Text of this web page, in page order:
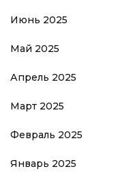
Июнь 2025
Май 2025
Апрель 2025
Март 2025
Февраль 2025
Январь 2025